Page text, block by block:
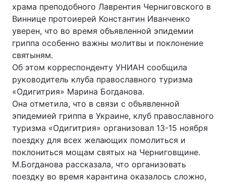
Головна
Україна Політика
храма преподобного Лаврентия Черниговского в
Виннице протоиерей Константин Иванченко
уверен, что во время объявленной эпидемии
гриппа особенно важны молитвы и поклонение
святыням.
Об этом корреспонденту УНИАН сообщила
руководитель клуба православного туризма
«Одигитрия» Марина Богданова.
Она отметила, что в связи с объявленной
эпидемией гриппа в Украине, клуб православного
туризма «Одигитрия» организовал 13-15 ноября
поездку для всех желающих помолиться и
поклониться мощам святых на Черниговщине.
М.Богданова рассказала, что организовать
поездку во время карантина оказалось сложно,